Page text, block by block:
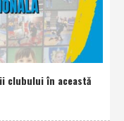
clubului în această